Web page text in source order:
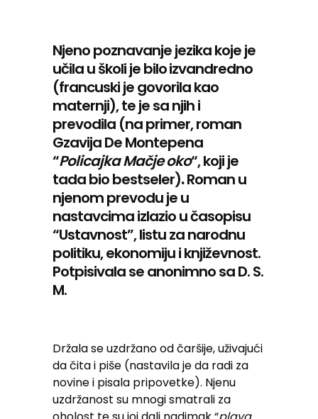
Njeno poznavanje jezika koje je
učila u školi je biloizvandredno
(francuski je govorila kao
maternji), te je sa njih i
prevodila (na primer, roman
Gzavija De Montepena
“Policajka Mačje oko“, koji je
tada bio bestseler).Roman u
njenom prevodu je u
nastavcima izlazio u časopisu
“Ustavnost”, listu za narodnu
politiku, ekonomiju i književnost.
Potpisivala se anonimno sa D. S.
M.
Držala se uzdržano od čaršije, uživajući
da čita i piše (nastavila je da radi za
novine i pisala pripovetke). Njenu
uzdržanost su mnogi smatrali za